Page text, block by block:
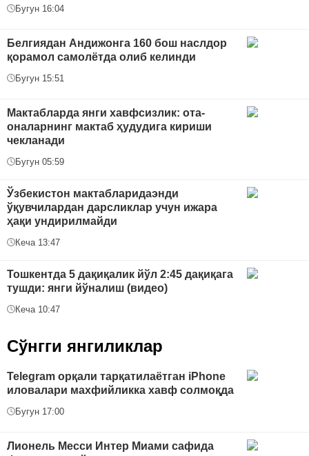
Бугун 16:04
Белгиядан Андижонга 160 бош наслдор
қорамол самолётда олиб келинди
Бугун 15:51
Мактабларда янги хавфсизлик: ота-
оналарнинг мактаб ҳудудига кириши
чекланади
Бугун 05:59
Ўзбекистон мактабларидаэнди
ўқувчилардан дарсликлар учун ижара
ҳақи ундирилмайди
Кеча 13:47
Тошкентда 5 дақиқалик йўл 2:45 дақиқага
тушди: янги йўналиш (видео)
Кеча 10:47
Сўнгги янгиликлар
Telegram орқали тарқатилаётган iPhone
иловалари махфийликка хавф солмоқда
Бугун 17:00
Лионель Месси Интер Миами сафида